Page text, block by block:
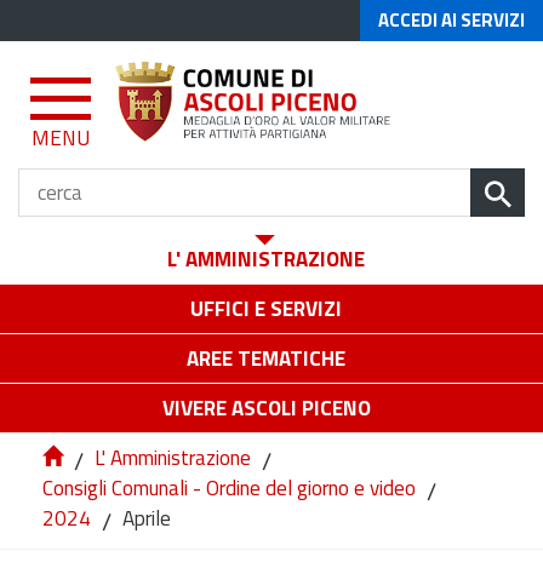
ACCEDI AI SERVIZI
MENU
L' AMMINISTRAZIONE
UFFICI E SERVIZI
AREE TEMATICHE
VIVERE ASCOLI PICENO
/ L' Amministrazione /
Consigli Comunali - Ordine del giorno e video /
2024 / Aprile